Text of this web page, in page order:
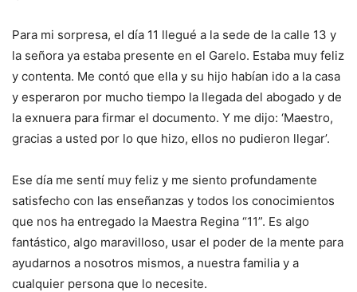
Para mi sorpresa, el día 11 llegué a la sede de la calle 13 y
la señora ya estaba presente en el Garelo. Estaba muy feliz
y contenta. Me contó que ella y su hijo habían ido a la casa
y esperaron por mucho tiempo la llegada del abogado y de
la exnuera para firmar el documento. Y me dijo: ‘Maestro,
gracias a usted por lo que hizo, ellos no pudieron llegar’.
Ese día me sentí muy feliz y me siento profundamente
satisfecho con las enseñanzas y todos los conocimientos
que nos ha entregado la Maestra Regina “11”. Es algo
fantástico, algo maravilloso, usar el poder de la mente para
ayudarnos a nosotros mismos, a nuestra familia y a
cualquier persona que lo necesite.